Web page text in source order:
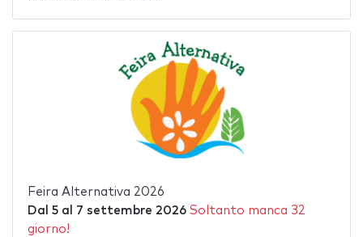
Feira Alternativa 2026
Dal 5al 7 settembre 2026 Soltanto manca 32
giorno!